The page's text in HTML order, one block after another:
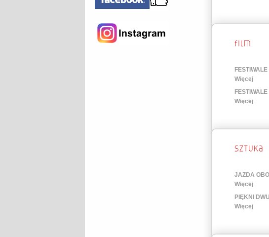
Więcej
Więcej
JAZDA
Więcej
PIĘKNI
Więcej